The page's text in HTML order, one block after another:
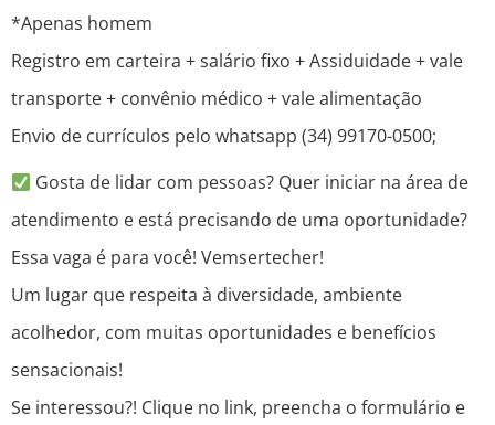
*Apenas homem
Registro em carteira + salário fixo + Assiduidade + vale
transporte + convênio médico + vale alimentação
Envio de currículos pelo whatsapp (34) 99170-0500;
Gosta de lidar com pessoas? Quer iniciar na área de
atendimento e está precisando de uma oportunidade?
Essa vaga é para você! Vemsertecher!
Um lugar que respeita à diversidade, ambiente
acolhedor, com muitas oportunidades e benefícios
sensacionais!
Se interessou?! Clique no link, preencha o formulário e